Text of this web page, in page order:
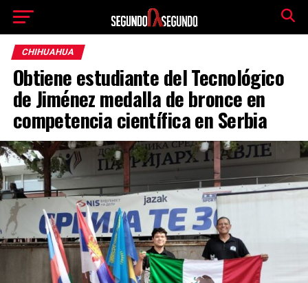
CHIHUAHUA
Obtiene estudiante del Tecnológico
de Jiménez medalla de bronce en
competencia científica en Serbia